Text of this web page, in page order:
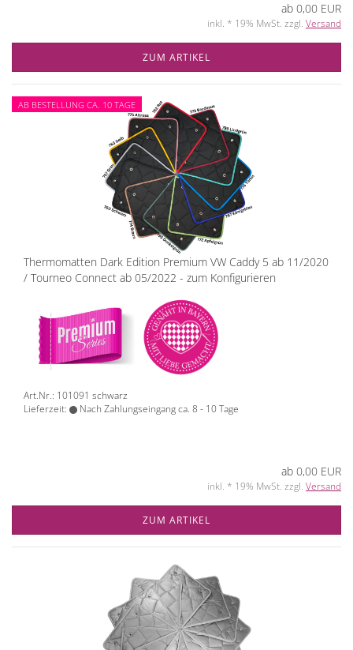
ab 0,00 EUR
inkl. * 19% MwSt. zzgl. Versand
ZUM ARTIKEL
AB BESTELLUNG CA. 10 TAGE
Thermomatten Dark Edition Premium VW Caddy 5 ab 11/2020
/ Tourneo Connect ab 05/2022 - zum Konfigurieren
Art.Nr.: 101091 schwarz
Lieferzeit:
Nach Zahlungseingang ca. 8 - 10 Tage
ab 0,00 EUR
inkl. * 19% MwSt. zzgl. Versand
ZUM ARTIKEL